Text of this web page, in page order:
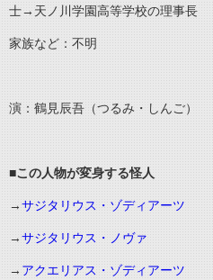
士→天ノ川学園高等学校の理事長
家族など：不明
演：鶴見辰吾（つるみ・しんご）
■この人物が変身する怪人
→サジタリウス・ゾディアーツ
→サジタリウス・ノヴァ
→ アクエリアス・ゾディアーツ